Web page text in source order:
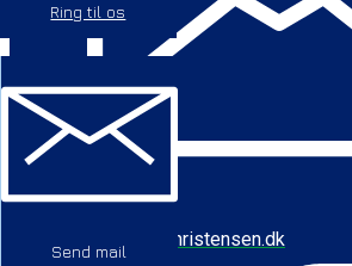
Ring til os
Send mail
cbc@baychristensen.dk